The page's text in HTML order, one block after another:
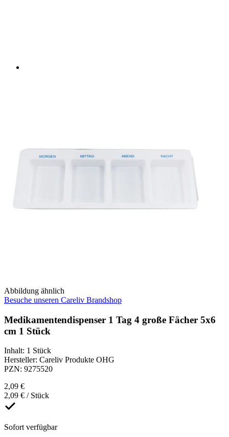
Abbildung ähnlich
Besuche unseren Careliv Brandshop
Medikamentendispenser 1 Tag 4 große Fächer 5x6
cm 1 Stück
Inhalt: 1 Stück
Hersteller: Careliv Produkte OHG
PZN: 9275520
2,09 €
2,09 € / Stück
Sofort verfügbar